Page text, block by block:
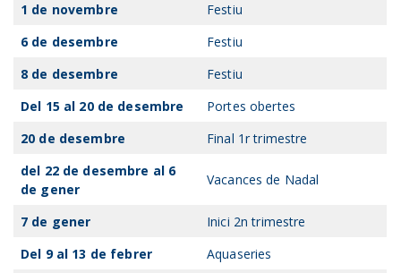
1 de novembre
Festiu
6 de desembre
Festiu
8 de desembre
Festiu
Del 15 al 20 de desembre
Portes obertes
20 de desembre
Final 1r trimestre
del 22 de desembre al 6
de gener
Vacances de Nadal
7 de gener
Inici 2n trimestre
Del 9 al 13 de febrer
Aquaseries